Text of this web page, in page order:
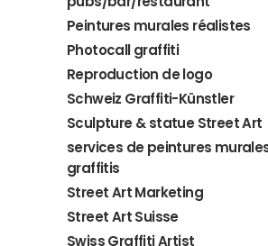
Peintures murales réalistes
Photocall graffiti
Reproduction de logo
Schweiz Graffiti-Künstler
Sculpture & statue Street Art
services de peintures
graffitis
Street Art Marketing
Street Art Suisse
Swiss Graffiti Artist